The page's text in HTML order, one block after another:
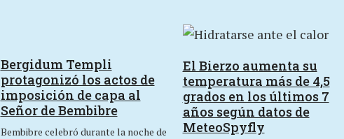
Bergidum Templi
protagonizó los actos de
imposición de capa al
Señor de Bembibre
Bembibre celebró durante la noche de
El Bierzo aumenta su
temperatura más de 4,5
grados en los últimos 7
años según datos de
MeteoSpyfly